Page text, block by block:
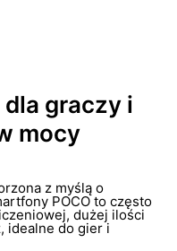
graczy i
mocy
z myślą o
POCO to często
dużej ilości
idealne do gier i